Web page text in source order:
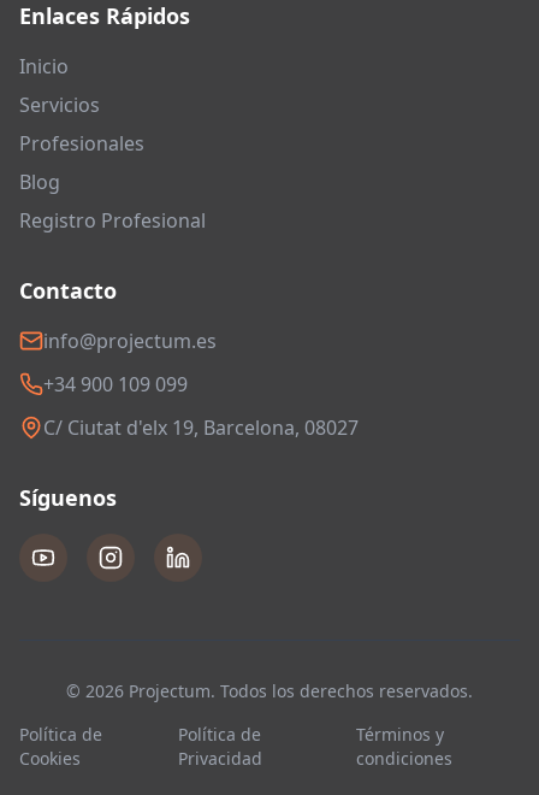
Enlaces Rápidos
Inicio
Servicios
Profesionales
Blog
Registro Profesional
Contacto
info@projectum.es
+34 900 109 099
C/ Ciutat d'elx 19, Barcelona, 08027
Síguenos
© 2026 Projectum. Todos los derechos reservados.
Política de
Cookies
Política de
Privacidad
Términos y
condiciones